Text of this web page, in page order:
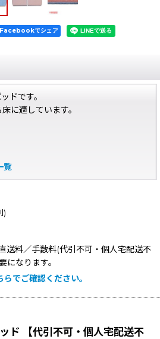
Facebookでシェア
ドです。
に適しています。
覧
)
送料／手数料(代引不可・個人宅配送不
になります。
でご確認ください。
ド 【代引不可・個人宅配送不